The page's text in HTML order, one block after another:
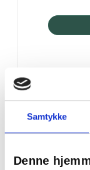
Samtykke
Denne
På lager
Levering: 2-5